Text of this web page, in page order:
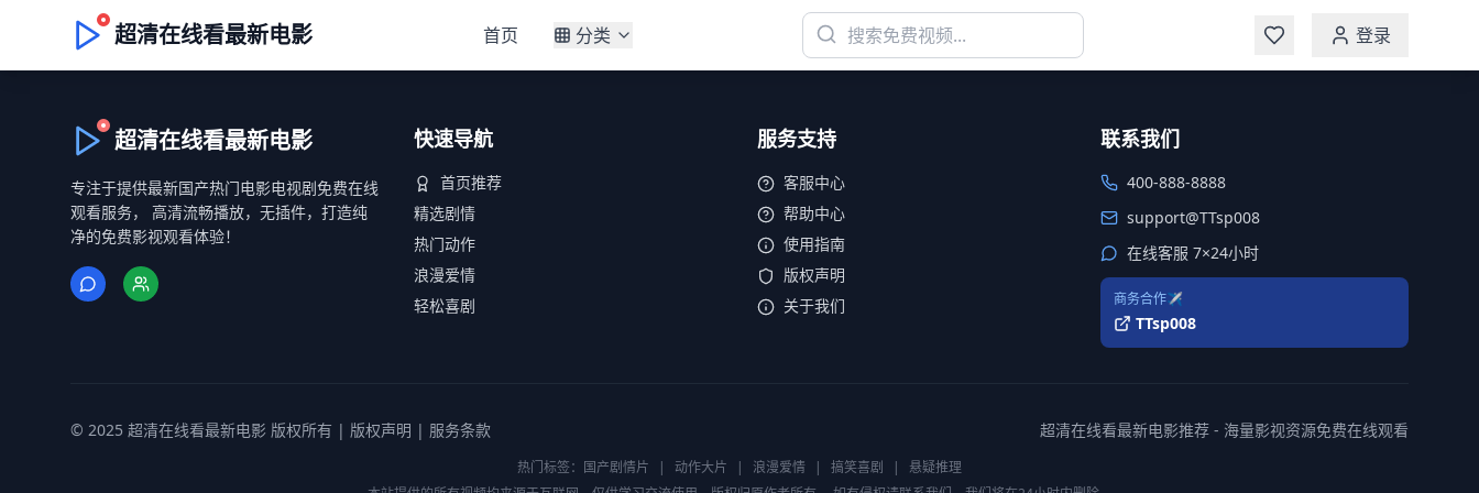
超清在线看最新电影 首页 分类 登录
超清在线看最新电影
专注于提供最新国产热门电影电视剧免费在线
观看服务， 高清流畅播放，无插件，打造纯
净的免费影视观看体验！
快速导航
首页推荐
精选剧情
热门动作
浪漫爱情
轻松喜剧
服务支持
客服中心
帮助中心
使用指南
版权声明
关于我们
联系我们
400-888-8888
support@TTsp008
在线客服 7×24小时
商务合作✈️
TTsp008
© 2025 超清在线看最新电影 版权所有 | 版权声明 | 服务条款 超清在线看最新电影推荐 - 海量影视资源免费在线观看
热门标签： 国产剧情片 | 动作大片 | 浪漫爱情 | 搞笑喜剧 |
悬疑推理